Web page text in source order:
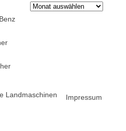
Archiv
Impressum